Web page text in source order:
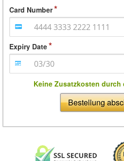
Card Number
Expiry Date
Keine Zusatzkosten durch
Bestellung